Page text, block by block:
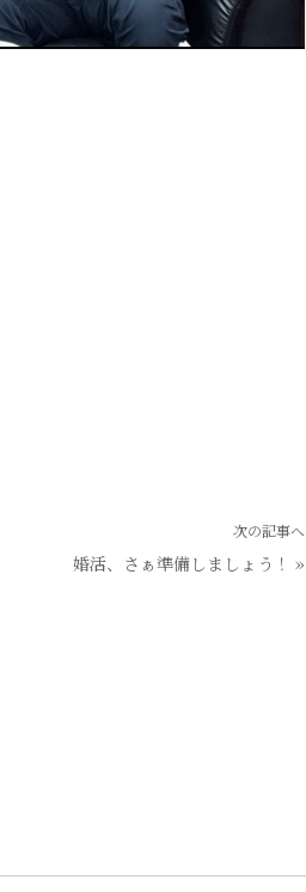
次の記事へ
婚活、さぁ準備しましょう！ »